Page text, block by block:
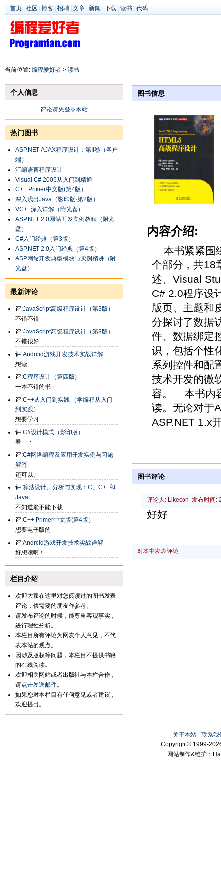
首页 社区 博客 招聘 文章 新闻 下载 读书 代码
当前位置: 编程爱好者 > 读书
个人信息
评论请先登录本站
热门图书
ASP.NET AJAX程序设计：第II卷（客户
端）
汇编语言程序设计
Visual C# 2005从入门到精通
C++ Primer中文版(第4版）
深入浅出Java（影印版·第2版）
VC++深入详解（附光盘）
ASP.NET 2.0网站开发实例教程（附光
盘）
C#入门经典（第3版）
ASP.NET 2.0入门经典（第4版）
ASP网站开发典型模块与实例精讲（附
光盘）
最新评论
评:JavaScript高级程序设计（第3版）
不错不错
评:JavaScript高级程序设计（第3版）
不错很好
评:Android游戏开发技术实战详解
想读
评:C程序设计（第四版）
一本不错的书
评:C++从入门到实践 （学编程从入门
到实践）
想要学习
评:C#设计模式（影印版）
看一下
评:C#网络编程及应用开发实例与习题
解答
还可以。
评:算法设计、分析与实现：C、C++和
Java
不知道能不能下载
评:C++ Primer中文版(第4版）
想要电子版的
评:Android游戏开发技术实战详解
好想读啊！
栏目介绍
欢迎大家在这里对您阅读过的图书发表
评论，供需要的朋友作参考。
请发布评论的时候，能尊重客观事实，
进行理性分析。
本栏目所有评论为网友个人意见，不代
表本站的观点。
因涉及版权等问题，本栏目不提供书籍
的在线阅读。
欢迎相关网站或者出版社与本栏合作，
请点击发送邮件。
如果您对本栏目有任何意见或者建议，
欢迎提出。
图书信息
内容介绍:
本书紧紧围
个部分，共18
述、Visual
C# 2.0程序设
版页、主题和
分探讨了数据
件、数据绑定
识，包括个性
系列控件和配
技术开发的微
容。 本书内
读。无论对于
ASP.NET 1.x
图书评论
评论人: Likecon 发布时间:
好好
对本书发表评论
关于本站 - 联系我
Copyright© 1999-
网站制作&维护：